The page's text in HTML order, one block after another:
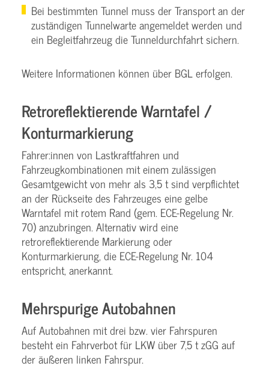
Bei bestimmten Tunnel muss der Transport an der
zuständigen Tunnelwarte angemeldet werden und
ein Begleitfahrzeug die Tunneldurchfahrt sichern.
Weitere Informationen können über BGL erfolgen.
Retroreflektierende Warntafel /
Konturmarkierung
Fahrer:innen von Lastkraftfahren und
Fahrzeugkombinationen mit einem zulässigen
Gesamtgewicht von mehr als 3,5 t sind verpflichtet
an der Rückseite des Fahrzeuges eine gelbe
Warntafel mit rotem Rand (gem. ECE-Regelung Nr.
70) anzubringen. Alternativ wird eine
retroreflektierende Markierung oder
Konturmarkierung, die ECE-Regelung Nr. 104
entspricht, anerkannt.
Mehrspurige Autobahnen
Auf Autobahnen mit drei bzw. vier Fahrspuren
besteht ein Fahrverbot für LKW über 7,5 t zGG auf
der äußeren linken Fahrspur.